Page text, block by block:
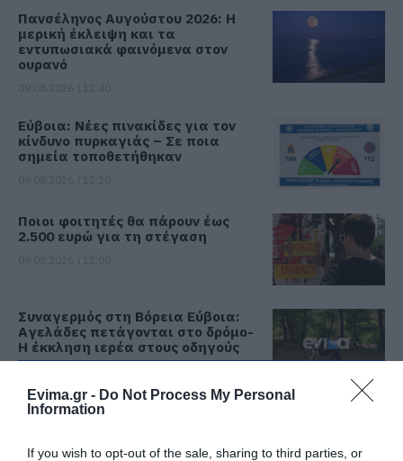
Evima.gr - Do Not Process My Personal
Information
If you wish to opt-out of the sale, sharing to third parties, or
Πανσέληνος Αυγούστου 2026: Η
μερική έκλειψη και τα
εντυπωσιακά φαινόμενα στον
ουρανό
Εύβοια: Νέες πινακίδες για τον
κίνδυνο πυρκαγιάς – Σε ποια
σημεία τοποθετήθηκαν
Ποιοι φοιτητές θα πάρουν έως
2.500 ευρώ για τη στέγαση
Συναγερμός στη Βόρεια Εύβοια:
Αγελάδες πετάγονται στο δρόμο-
Η έκκληση ιερέα στους οδηγούς
Ο Λευτέρης Στεργίου επιστρέφει
09.08.2026 | 11:20
ΠΕΡΙΣΣΟΤΕΡΑ ΑΠΟ ΚΟΙΝΩΝΙΑ